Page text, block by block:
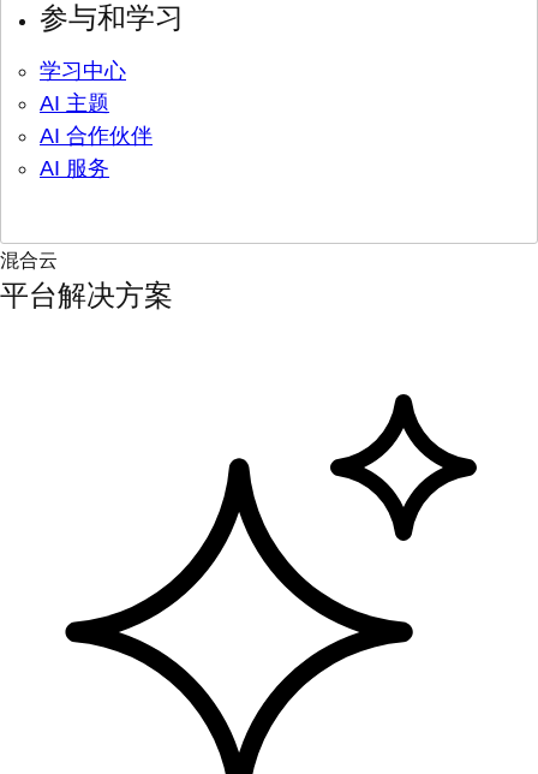
参与和学习
学习中心
AI 主题
AI 合作伙伴
AI 服务
混合云
平台解决方案